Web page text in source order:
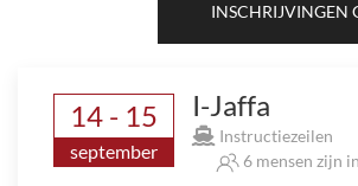
INSCHRIJVINGEN
14 - 15
september
I-Jaffa
Instructiezeilen
6 mensen zijn